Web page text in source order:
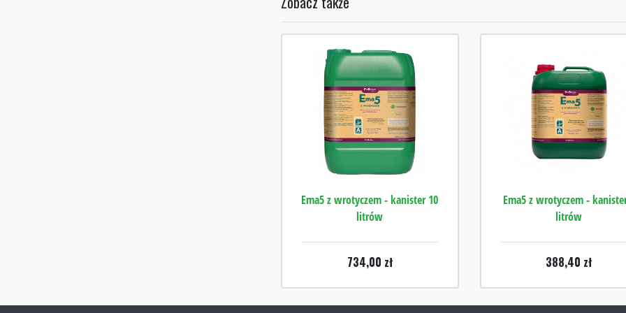
Ema5 z wrotyczem - kanister 10
litrów
734,00 zł
Ema5 z wrotyczem -
litrów
388,40 zł